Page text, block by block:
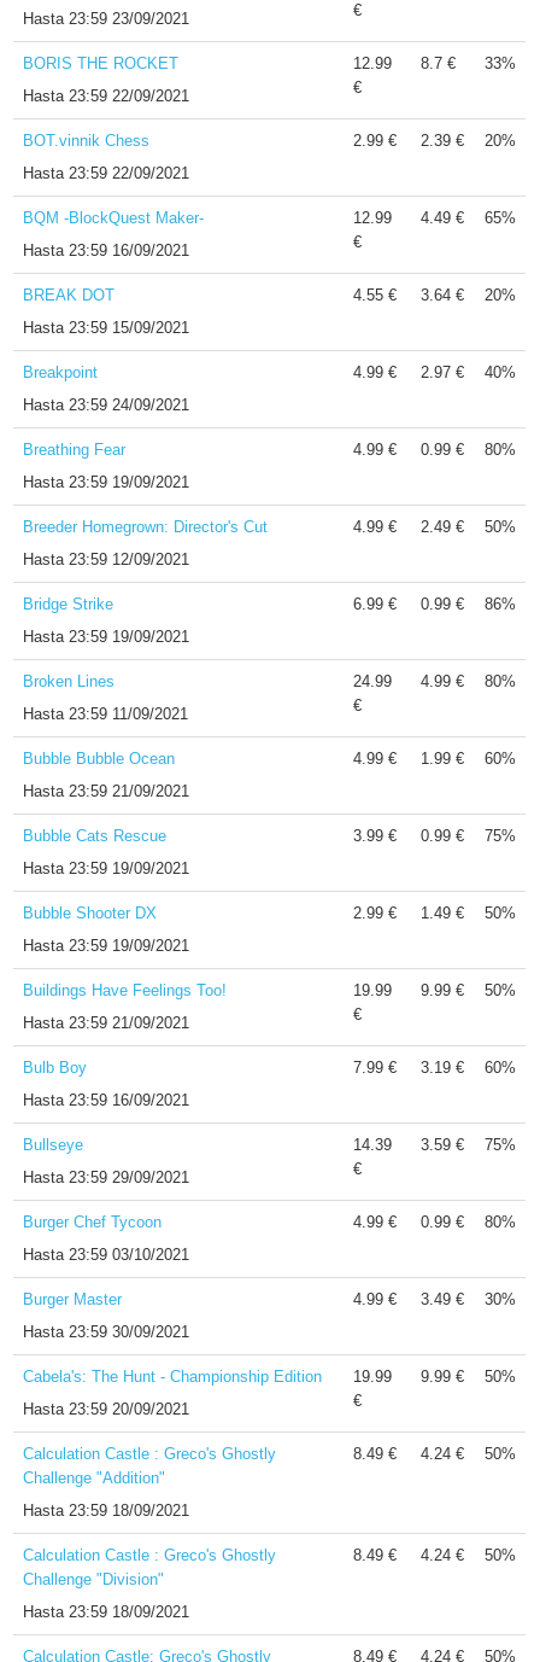
Hasta23:59 23/09/2021
€
BORIS THE ROCKET
Hasta23:59 22/09/2021
12.99
€
8.7 € 33%
BOT.vinnik Chess
Hasta23:59 22/09/2021
2.99 € 2.39 € 20%
BQM -BlockQuest Maker-
Hasta23:59 16/09/2021
12.99
€
4.49 € 65%
BREAK DOT
Hasta23:59 15/09/2021
4.55 € 3.64 € 20%
Breakpoint
Hasta23:59 24/09/2021
4.99 € 2.97 € 40%
Breathing Fear
Hasta23:59 19/09/2021
4.99 € 0.99 € 80%
Breeder Homegrown: Director's Cut
Hasta23:59 12/09/2021
4.99 € 2.49 € 50%
Bridge Strike
Hasta23:59 19/09/2021
6.99 € 0.99 € 86%
Broken Lines
Hasta23:59 11/09/2021
24.99
€
4.99 € 80%
Bubble Bubble Ocean
Hasta23:59 21/09/2021
4.99 € 1.99 € 60%
Bubble Cats Rescue
Hasta23:59 19/09/2021
3.99 € 0.99 € 75%
Bubble Shooter DX
Hasta23:59 19/09/2021
2.99 € 1.49 € 50%
Buildings Have Feelings Too!
Hasta23:59 21/09/2021
19.99
€
9.99 € 50%
Bulb Boy
Hasta23:59 16/09/2021
7.99 € 3.19 € 60%
Bullseye
Hasta23:59 29/09/2021
14.39
€
3.59 € 75%
Burger Chef Tycoon
Hasta23:59 03/10/2021
4.99 € 0.99 € 80%
Burger Master
Hasta23:59 30/09/2021
4.99 € 3.49 € 30%
Cabela's: The Hunt - Championship Edition
Hasta23:59 20/09/2021
19.99
€
9.99 € 50%
Calculation Castle : Greco's Ghostly
Challenge "Addition"
Hasta23:59 18/09/2021
8.49 € 4.24 € 50%
Calculation Castle : Greco's Ghostly
Challenge "Division"
Hasta23:59 18/09/2021
8.49 € 4.24 € 50%
Calculation Castle: Greco's Ghostly 8.49 € 4.24 € 50%